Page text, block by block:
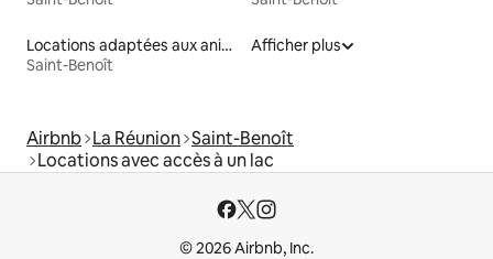
Locations adaptées aux animaux
Saint-Benoît
Afficher plus
Airbnb La Réunion Saint-Benoît
Locations avec accès à un lac
© 2026 Airbnb, Inc.